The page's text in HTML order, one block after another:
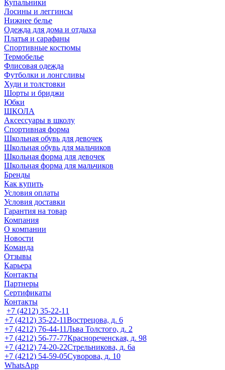
Купальники
Лосины и леггинсы
Нижнее белье
Одежда для дома и отдыха
Платья и сарафаны
Спортивные костюмы
Термобелье
Флисовая одежда
Футболки и лонгсливы
Худи и толстовки
Шорты и бриджи
Юбки
ШКОЛА
Аксессуары в школу
Спортивная форма
Школьная обувь для девочек
Школьная обувь для мальчиков
Школьная форма для девочек
Школьная форма для мальчиков
Бренды
Как купить
Условия оплаты
Условия доставки
Гарантия на товар
Компания
О компании
Новости
Команда
Отзывы
Карьера
Контакты
Партнеры
Сертификаты
Контакты
+7 (4212) 35-22-11
+7 (4212) 35-22-11Вострецова, д. 6
+7 (4212) 76-44-11Льва Толстого, д. 2
+7 (4212) 56-77-77Краснореченская, д. 98
+7 (4212) 74-20-22Стрельникова, д. 6а
+7 (4212) 54-59-05Суворова, д. 10
WhatsApp